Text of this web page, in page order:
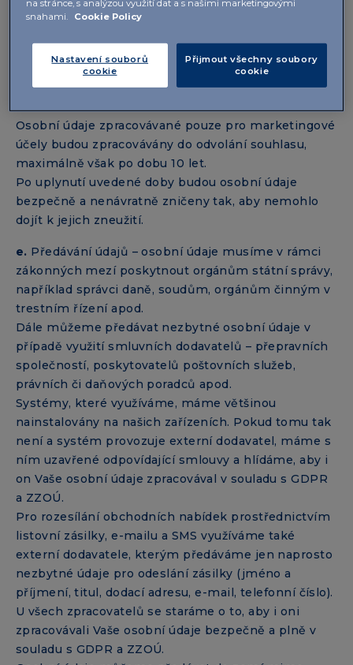
archivovat na základě lhůt daných právními předpisy
Ostatní informace uchováváme po dobu 5 let od
skončení účinnosti smlouvy, resp. od posledního
kontaktu s Vámi.
Osobní údaje zpracovávané pouze pro marketingové
účely budou zpracovávány do odvolání souhlasu,
maximálně však po dobu 10 let.
Po uplynutí uvedené doby budou osobní údaje
bezpečně a nenávratně zničeny tak, aby nemohlo
dojít k jejich zneužití.
e. Předávání údajů – osobní údaje musíme v rámci
zákonných mezí poskytnout orgánům státní správy,
například správci daně, soudům, orgánům činným v
trestním řízení apod.
Dále můžeme předávat nezbytné osobní údaje v
případě využití smluvních dodavatelů – přepravních
společností, poskytovatelů poštovních služeb,
právních či daňových poradců apod.
Systémy, které využíváme, máme většinou
nainstalovány na našich zařízeních. Pokud tomu tak
není a systém provozuje externí dodavatel, máme s
ním uzavřené odpovídající smlouvy a hlídáme, aby i
on Vaše osobní údaje zpracovával v souladu s GDPR
a ZZOÚ.
Pro rozesílání obchodních nabídek prostřednictvím
listovní zásilky, e-mailu a SMS využíváme také
externí dodavatele, kterým předáváme jen naprosto
nezbytné údaje pro odeslání zásilky (jméno a
příjmení, titul, dodací adresu, e-mail, telefonní číslo).
U všech zpracovatelů se staráme o to, aby i oni
zpracovávali Vaše osobní údaje bezpečně a plně v
souladu s GDPR a ZZOÚ.
na stránce, s analýzou využití dat a s našimi marketingovými
snahami.
Cookie Policy
Nastavení souborů
cookie
Přijmout všechny soubory
cookie